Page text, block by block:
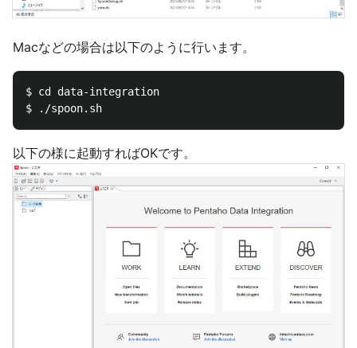
Macなどの場合は以下のように行います。
$ cd data-integration
以下の様に起動すればOKです。